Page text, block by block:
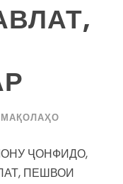
МАҚОЛАҲО
ҶОНФИДО,
ПЕШВОИ